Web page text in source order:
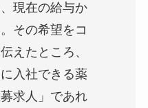
現在の給与か
その希望をコ
えたところ、
入社できる薬
求人」であれ